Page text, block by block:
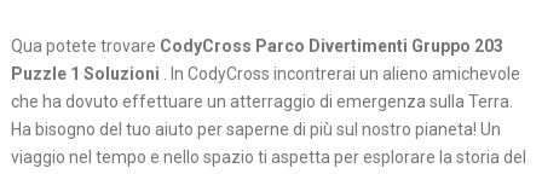
Qua potete trovare CodyCross Parco Divertimenti Gruppo 203
Puzzle 1 Soluzioni . In CodyCross incontrerai un alieno amichevole
che ha dovuto effettuare un atterraggio di emergenza sulla Terra.
Ha bisogno del tuo aiuto per saperne di più sul nostro pianeta! Un
viaggio nel tempo e nello spazio ti aspetta per esplorare la storia del